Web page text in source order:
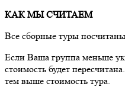
КАК МЫ СЧИТАЕМ
Все сборные туры
Если Ваша группа меньше
стоимость будет
тем выше стоимость тура.